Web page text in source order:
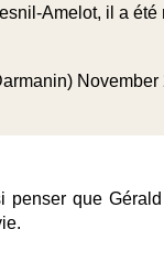
Amelot, il a été
November
penser que